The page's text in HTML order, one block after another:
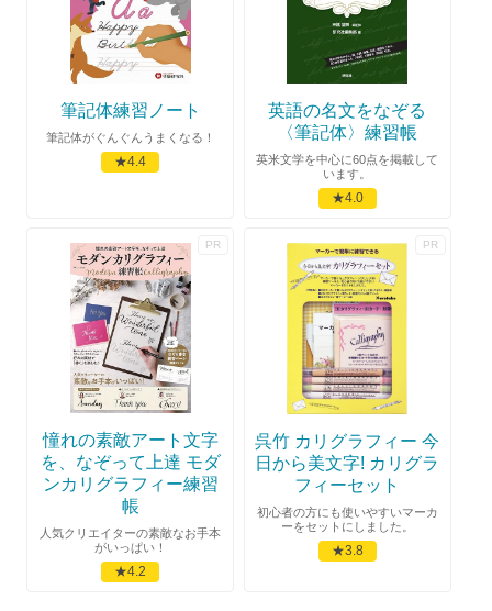
筆記体練習ノート
筆記体がぐんぐんうまくなる！
★4.4
英語の名文をなぞる
〈筆記体〉練習帳
英米文学を中心に60点を掲載して
います。
★4.0
憧れの素敵アート文字
を、なぞって上達 モダ
ンカリグラフィー練習
帳
人気クリエイターの素敵なお手本
がいっぱい！
★4.2
呉竹 カリグラフィー 今
日から美文字! カリグラ
フィーセット
初心者の方にも使いやすいマーカ
ーをセットにしました。
★3.8